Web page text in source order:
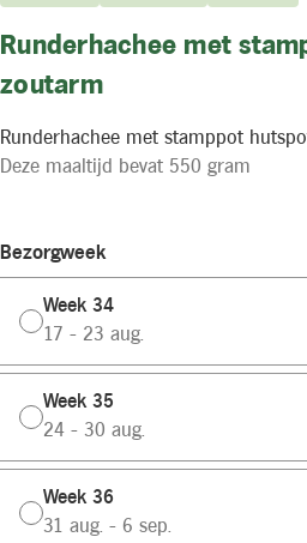
Runderhachee met
zoutarm
Runderhachee met stamppot
Deze maaltijd bevat 550 gram
Bezorgweek
Week 34
17 - 23 aug.
Week 35
24 - 30 aug.
Week 36
31 aug. - 6 sep.